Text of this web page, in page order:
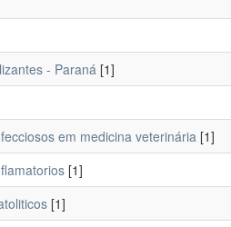
- Paraná [1]
em medicina veterinária [1]
[1]
[1]